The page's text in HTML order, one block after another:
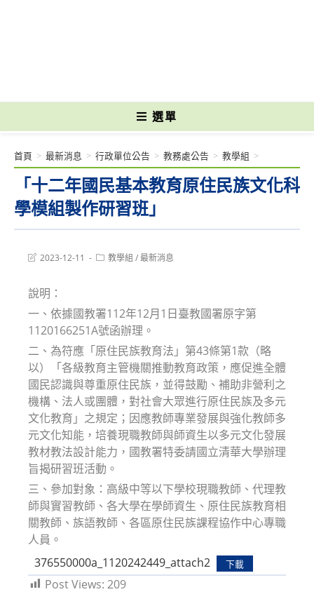
選單
「十二年國民基本教育原住民族文化科
學模組製作研習班」
首頁 > 最新消息 > 行政單位公告 > 教務處公告 > 教學組 >
Post2023-12-11
Post教學組 /最新消息
說明：
一、依據國教署112年12月1日臺教國署原字第
1120166251A號函辦理。
二、為符應「原住民族教育法」第43條第1款（略
以）「各級教育主管機關推動教育政策，應促進全體
國民認識與尊重原住民族，並得鼓勵、補助非營利之
機構、法人或團體，對社會大眾進行原住民族及多元
文化教育」之規定；因應教師專業發展與強化教師多
元文化知能，培養現職教師與師資生以多元文化發展
教材教法設計能力，國教署特委請國立清華大學辦理
旨揭研習班活動。
三、參加對象：高級中等以下學校現職教師、代理教
師與實習教師、各大學在學師資生、原住民族教育相
關教師、族語教師、各區原住民族課程協作中心專職
人員。
376550000a_1120242449_attach2
下載
Post Views: 209